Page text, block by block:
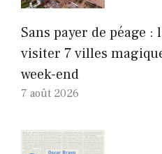
Sans payer de péage
visiter 7 villes
week-end
7 août 2026